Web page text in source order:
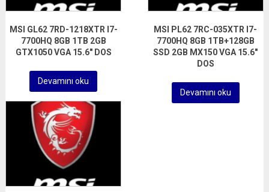
MSI GL62 7RD-1218XTR I7-
7700HQ 8GB 1TB 2GB
GTX1050 VGA 15.6″ DOS
Devamını oku
MSI PL62 7RC-035XTR I7-
7700HQ 8GB 1TB+128GB
SSD 2GB MX150 VGA 15.6″
DOS
Devamını oku